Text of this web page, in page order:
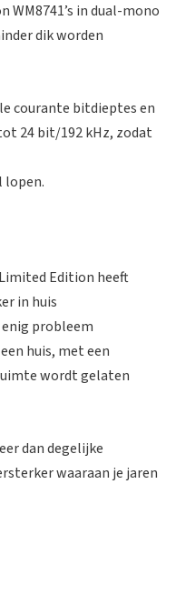
WM8741’s in dual-mono
dik worden
courante bitdieptes en
24 bit/192 kHz, zodat
Edition heeft
in huis
probleem
huis, met een
wordt gelaten
dan degelijke
waaraan je jaren